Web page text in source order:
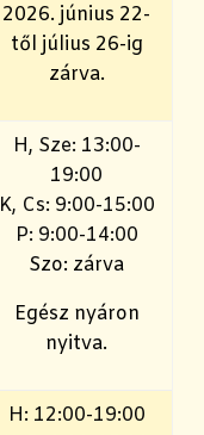
2026. június 22-
től július 26-ig
zárva.
H, Sze: 13:00-
19:00
K, Cs: 9:00-15:00
P: 9:00-14:00
Szo: zárva
Egész nyáron
nyitva.
H: 12:00-19:00